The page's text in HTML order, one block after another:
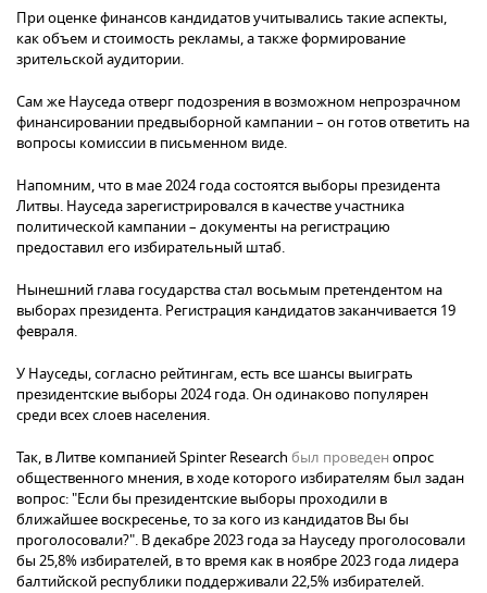
При оценке финансов кандидатов учитывались такие аспекты,
как объем и стоимость рекламы, а также формирование
зрительской аудитории.
Сам же Науседа отверг подозрения в возможном непрозрачном
финансировании предвыборной кампании – он готов ответить на
вопросы комиссии в письменном виде.
Напомним, что в мае 2024 года состоятся выборы президента
Литвы. Науседа зарегистрировался в качестве участника
политической кампании – документы на регистрацию
предоставил его избирательный штаб.
Нынешний глава государства стал восьмым претендентом на
выборах президента. Регистрация кандидатов заканчивается 19
февраля.
У Науседы, согласно рейтингам, есть все шансы выиграть
президентские выборы 2024 года. Он одинаково популярен
среди всех слоев населения.
Так, в Литве компанией Spinter Research был проведен опрос
общественного мнения, в ходе которого избирателям был задан
вопрос: "Если бы президентские выборы проходили в
ближайшее воскресенье, то за кого из кандидатов Вы бы
проголосовали?". В декабре 2023 года за Науседу проголосовали
бы 25,8% избирателей, в то время как в ноябре 2023 года лидера
балтийской республики поддерживали 22,5% избирателей.